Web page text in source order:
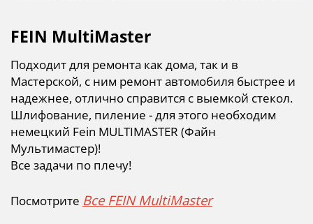
FEIN MultiMaster
Подходит для ремонта как дома, так и в
Мастерской, с ним ремонт автомобиля быстрее и
надежнее, отлично справится с выемкой стекол.
Шлифование, пиление - для этого необходим
немецкий Fein MULTIMASTER (Файн
Мультимастер)!
Все задачи по плечу!
Посмотрите Все FEIN MultiMaster